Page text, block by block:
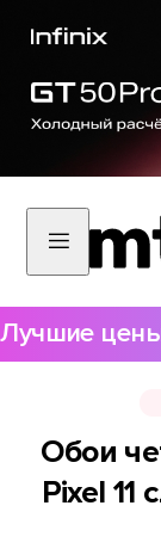
Лучшие
Обои
Pixel 11